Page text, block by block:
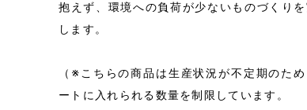
抱えず、環境への負荷が少ないものづくりを
します。
（※こちらの商品は生産状況が不定期のため
ートに入れられる数量を制限しています。